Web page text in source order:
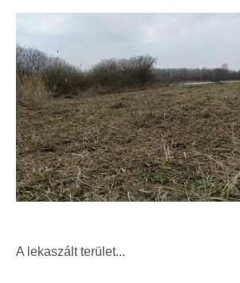
A lekaszált terület...